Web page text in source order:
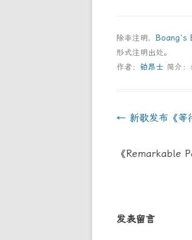
除非注明， Boang's
形式注明出处。
作者： 铂昂士 简介
Post
← 新歌发布《等
《Remarkable
发表留言